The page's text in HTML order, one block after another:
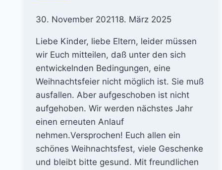
30. November 202118. März 2025
Liebe Kinder, liebe Eltern, leider müssen
wir Euch mitteilen, daß unter den sich
entwickelnden Bedingungen, eine
Weihnachtsfeier nicht möglich ist. Sie muß
ausfallen. Aber aufgeschoben ist nicht
aufgehoben. Wir werden nächstes Jahr
einen erneuten Anlauf
nehmen.Versprochen! Euch allen ein
schönes Weihnachtsfest, viele Geschenke
und bleibt bitte gesund. Mit freundlichen